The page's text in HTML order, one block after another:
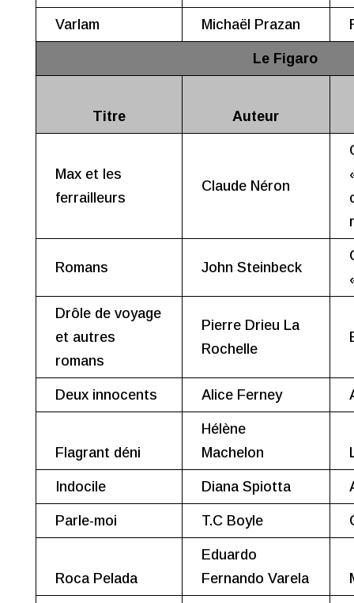
Varlam Michaël Prazan
Le Figaro
Titre Auteur
Max et les
ferrailleurs
Claude Néron
Romans John Steinbeck
Drôle de voyage
et autres
romans
Pierre Drieu La
Rochelle
Deux innocents Alice Ferney
Flagrant déni
Hélène
Machelon
Indocile Diana Spiotta
Parle-moi T.C Boyle
Roca Pelada
Eduardo
Fernando Varela